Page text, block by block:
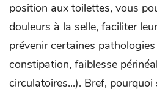
position aux toilettes, vous
douleurs à la selle, faciliter
prévenir certaines
constipation, faiblesse
circulatoires...). Bref, pourquoi